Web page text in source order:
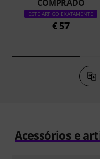
COMPRADO
ESTE ARTIGO EXATAMENTE
€ 57
Acessórios e